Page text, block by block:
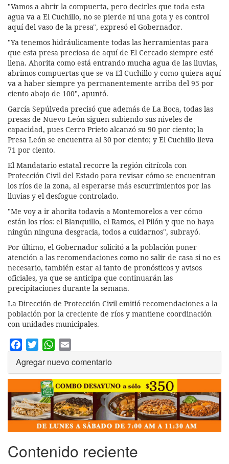
"Vamos a abrir la compuerta, pero decirles que toda esta
agua va a El Cuchillo, no se pierde ni una gota y es control
aquí del vaso de la presa", expresó el Gobernador.
"Ya tenemos hidráulicamente todas las herramientas para
que esta presa preciosa de aquí de El Cercado siempre esté
llena. Ahorita como está entrando mucha agua de las lluvias,
abrimos compuertas que se va El Cuchillo y como quiera aquí
va a haber siempre ya permanentemente arriba del 95 por
ciento abajo de 100", apuntó.
García Sepúlveda precisó que además de La Boca, todas las
presas de Nuevo León siguen subiendo sus niveles de
capacidad, pues Cerro Prieto alcanzó su 90 por ciento; la
Presa León se encuentra al 30 por ciento; y El Cuchillo lleva
71 por ciento.
El Mandatario estatal recorre la región citrícola con
Protección Civil del Estado para revisar cómo se encuentran
los ríos de la zona, al esperarse más escurrimientos por las
lluvias y el desfogue controlado.
"Me voy a ir ahorita todavía a Montemorelos a ver cómo
están los ríos: el Blanquillo, el Ramos, el Pilón y que no haya
ningún ninguna desgracia, todos a cuidarnos", subrayó.
Por último, el Gobernador solicitó a la población poner
atención a las recomendaciones como no salir de casa si no es
necesario, también estar al tanto de pronósticos y avisos
oficiales, ya que se anticipa que continuarán las
precipitaciones durante la semana.
La Dirección de Protección Civil emitió recomendaciones a la
población por la creciente de ríos y mantiene coordinación
con unidades municipales.
Facebook
TwitterWhatsApp
Agregar nuevo comentario
Contenido reciente